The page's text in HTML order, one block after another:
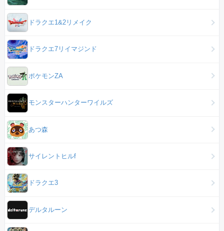
ドラクエ1&2リメイク
ドラクエ7リイマジンド
ポケモンZA
モンスターハンターワイルズ
あつ森
サイレントヒルf
ドラクエ3
デルタルーン